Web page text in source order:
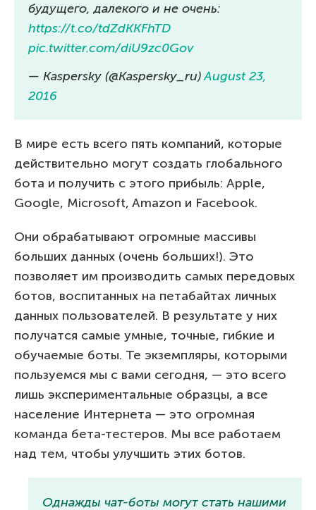
будущего, далекого и не очень:
https://t.co/tdZdKKFhTD
pic.twitter.com/diU9zc0Gov
— Kaspersky (@Kaspersky_ru)August 23,
2016
В мире есть всего пять компаний, которые
действительно могут создать глобального
бота и получить с этого прибыль: Apple,
Google, Microsoft, Amazon и Facebook.
Они обрабатывают огромные массивы
больших данных (очень больших!). Это
позволяет им производить самых передовых
ботов, воспитанных на петабайтах личных
данных пользователей. В результате у них
получатся самые умные, точные, гибкие и
обучаемые боты. Те экземпляры, которыми
пользуемся мы с вами сегодня, — это всего
лишь экспериментальные образцы, а все
население Интернета — это огромная
команда бета-тестеров. Мы все работаем
над тем, чтобы улучшить этих ботов.
Однажды чат-боты могут стать нашими